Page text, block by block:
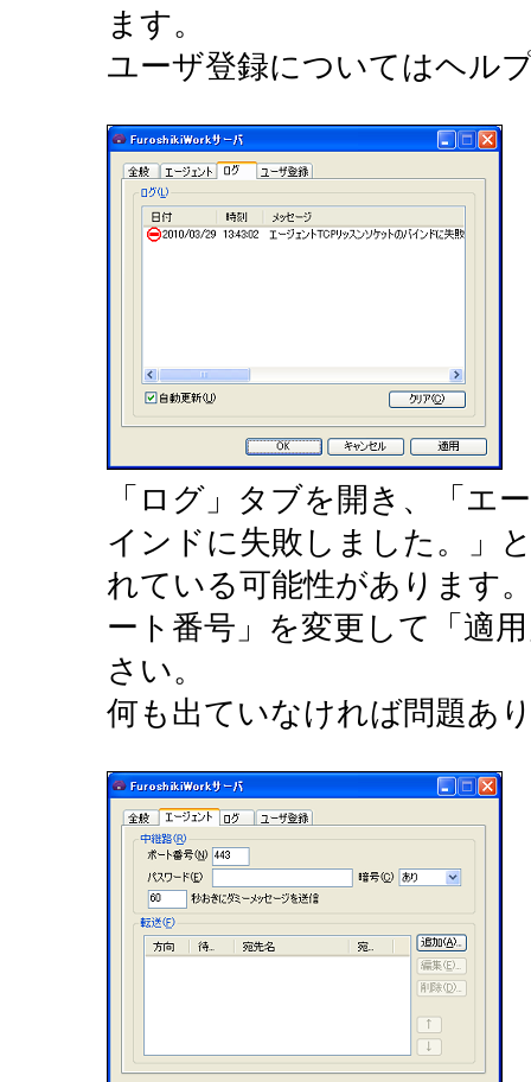
ます。
ユーザ登録についてはヘル
「ログ」タブを開き、「エ
インドに失敗しました。」
れている可能性があります
ート番号」を変更して「適
さい。
何も出ていなければ問題あ